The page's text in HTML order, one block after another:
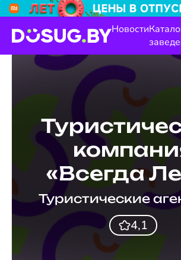
Новости
«Всегда
Туристические
4,1